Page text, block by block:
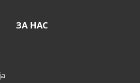
ЗА НАС